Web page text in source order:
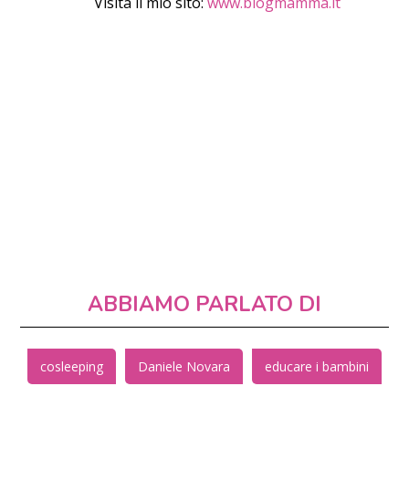
ABBIAMO PARLATO DI
cosleeping Daniele Novara educare i bambini